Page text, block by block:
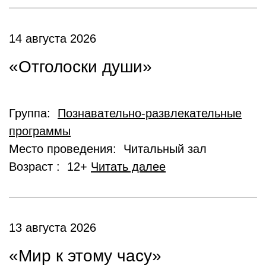
14 августа 2026
«Отголоски души»
Группа: Познавательно-развлекательные
программы
Место проведения: Читальный зал
Возраст : 12+ Читать далее
13 августа 2026
«Мир к этому часу»